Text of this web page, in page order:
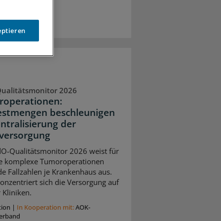
2026
beschleunigen
der
Qualitätsmonitor 2026 weist für
komplexe Tumoroperationen
Fallzahlen je Krankenhaus aus.
sich die Versorgung auf
Kliniken.
| In Kooperation mit:AOK-